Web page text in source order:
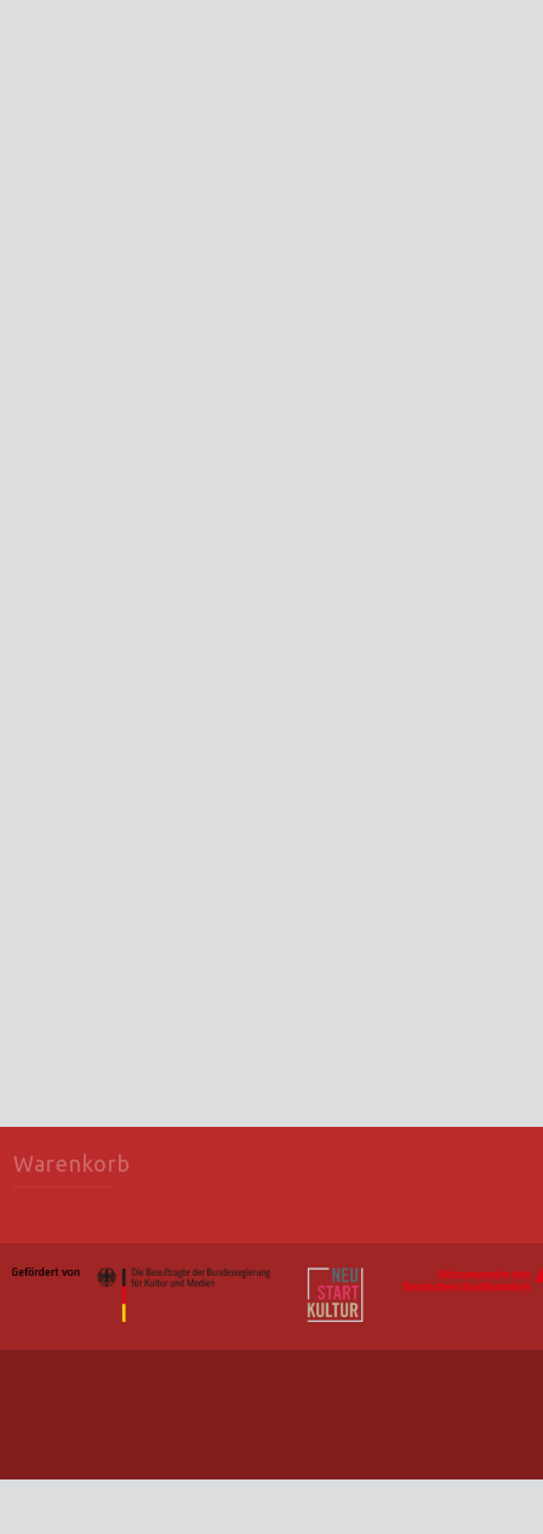
Warenkorb